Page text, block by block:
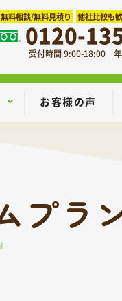
無料相談/無料見積り 他社比較も
0120-
受付時間 9:00-18:00
お客様の声
プラ